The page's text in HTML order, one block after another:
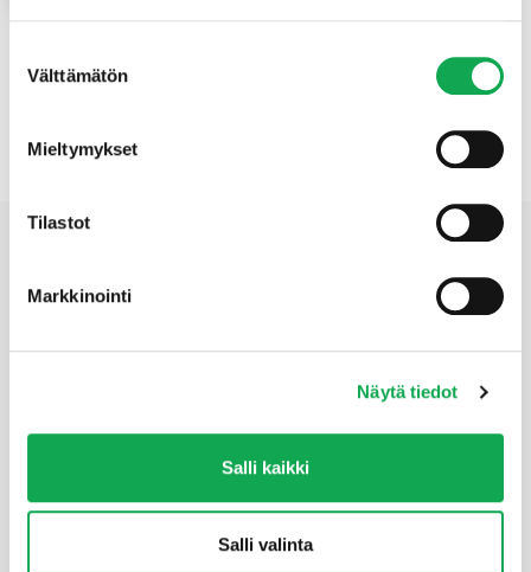
valinta
Välttämätön
Mieltymykset
Tilastot
Markkinointi
Näytä tiedot
Salli kaikki
Salli valinta
Aitatolpan
Puutoimi – puuta ja paljon muuta rakentamiseen ja
kaipaako pihasi terassia sisätilojen jatkoksi? On
rakennustarvikkeita sisä- ja ulkorakentamiseen aina
perustuksesta viimeistelyyn asti.
Meillä on jälleentoimittajien uutuudet ensimmäisten joukossa